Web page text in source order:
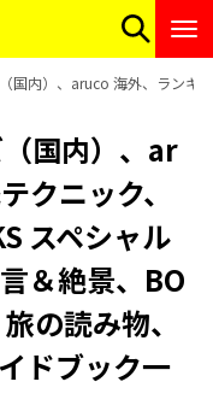
国内）、aruco 海外、ランキ
国内）、ar
クニック、
スペシャル
＆絶景、BO
の読み物、
ドブック一